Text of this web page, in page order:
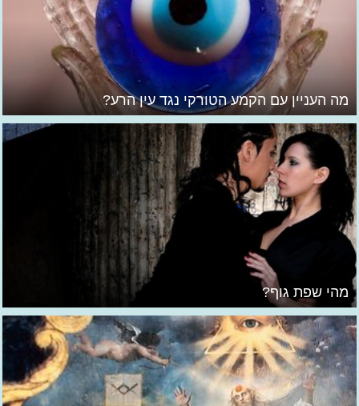
מה העניין עם הקמע הטורקי נגד עין הרע?
מהי שפת גוף?